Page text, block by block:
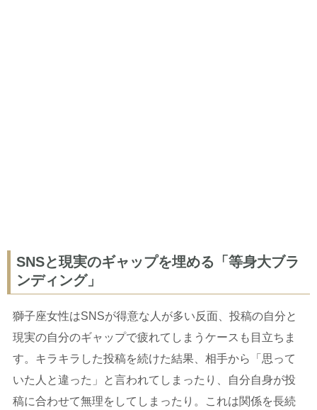
SNSと現実のギャップを埋める「等身大ブラ
ンディング」
獅子座女性はSNSが得意な人が多い反面、投稿の自分と
現実の自分のギャップで疲れてしまうケースも目立ちま
す。キラキラした投稿を続けた結果、相手から「思って
いた人と違った」と言われてしまったり、自分自身が投
稿に合わせて無理をしてしまったり。これは関係を長続